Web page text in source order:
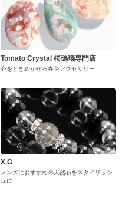
Tomato Crystal 桜瑪瑙専門店
心をときめかせる春色アクセサリー
X.G
メンズにおすすめの天然石をスタイリッシ
ュに